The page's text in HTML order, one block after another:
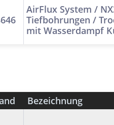
AirFlux System /
Tiefbohrungen /
mit Wasserdampf
Bezeichnung